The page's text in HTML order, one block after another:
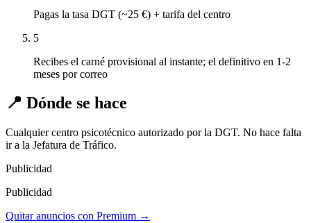
Pagas la tasa DGT (~25 €) + tarifa del centro
5
Recibes el carné provisional al instante; el definitivo en 1-2
meses por correo
📍 Dónde se hace
Cualquier centro psicotécnico autorizado por la DGT. No hace falta
ir a la Jefatura de Tráfico.
Publicidad
Publicidad
Quitar anuncios con Premium →